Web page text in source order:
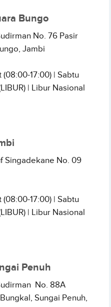
Bungo
No. 76 Pasir
, Jambi
17:00) | Sabtu
| Libur Nasional
Singadekane No. 09
17:00) | Sabtu
| Libur Nasional
Penuh
No. 88A
Sungai Penuh,